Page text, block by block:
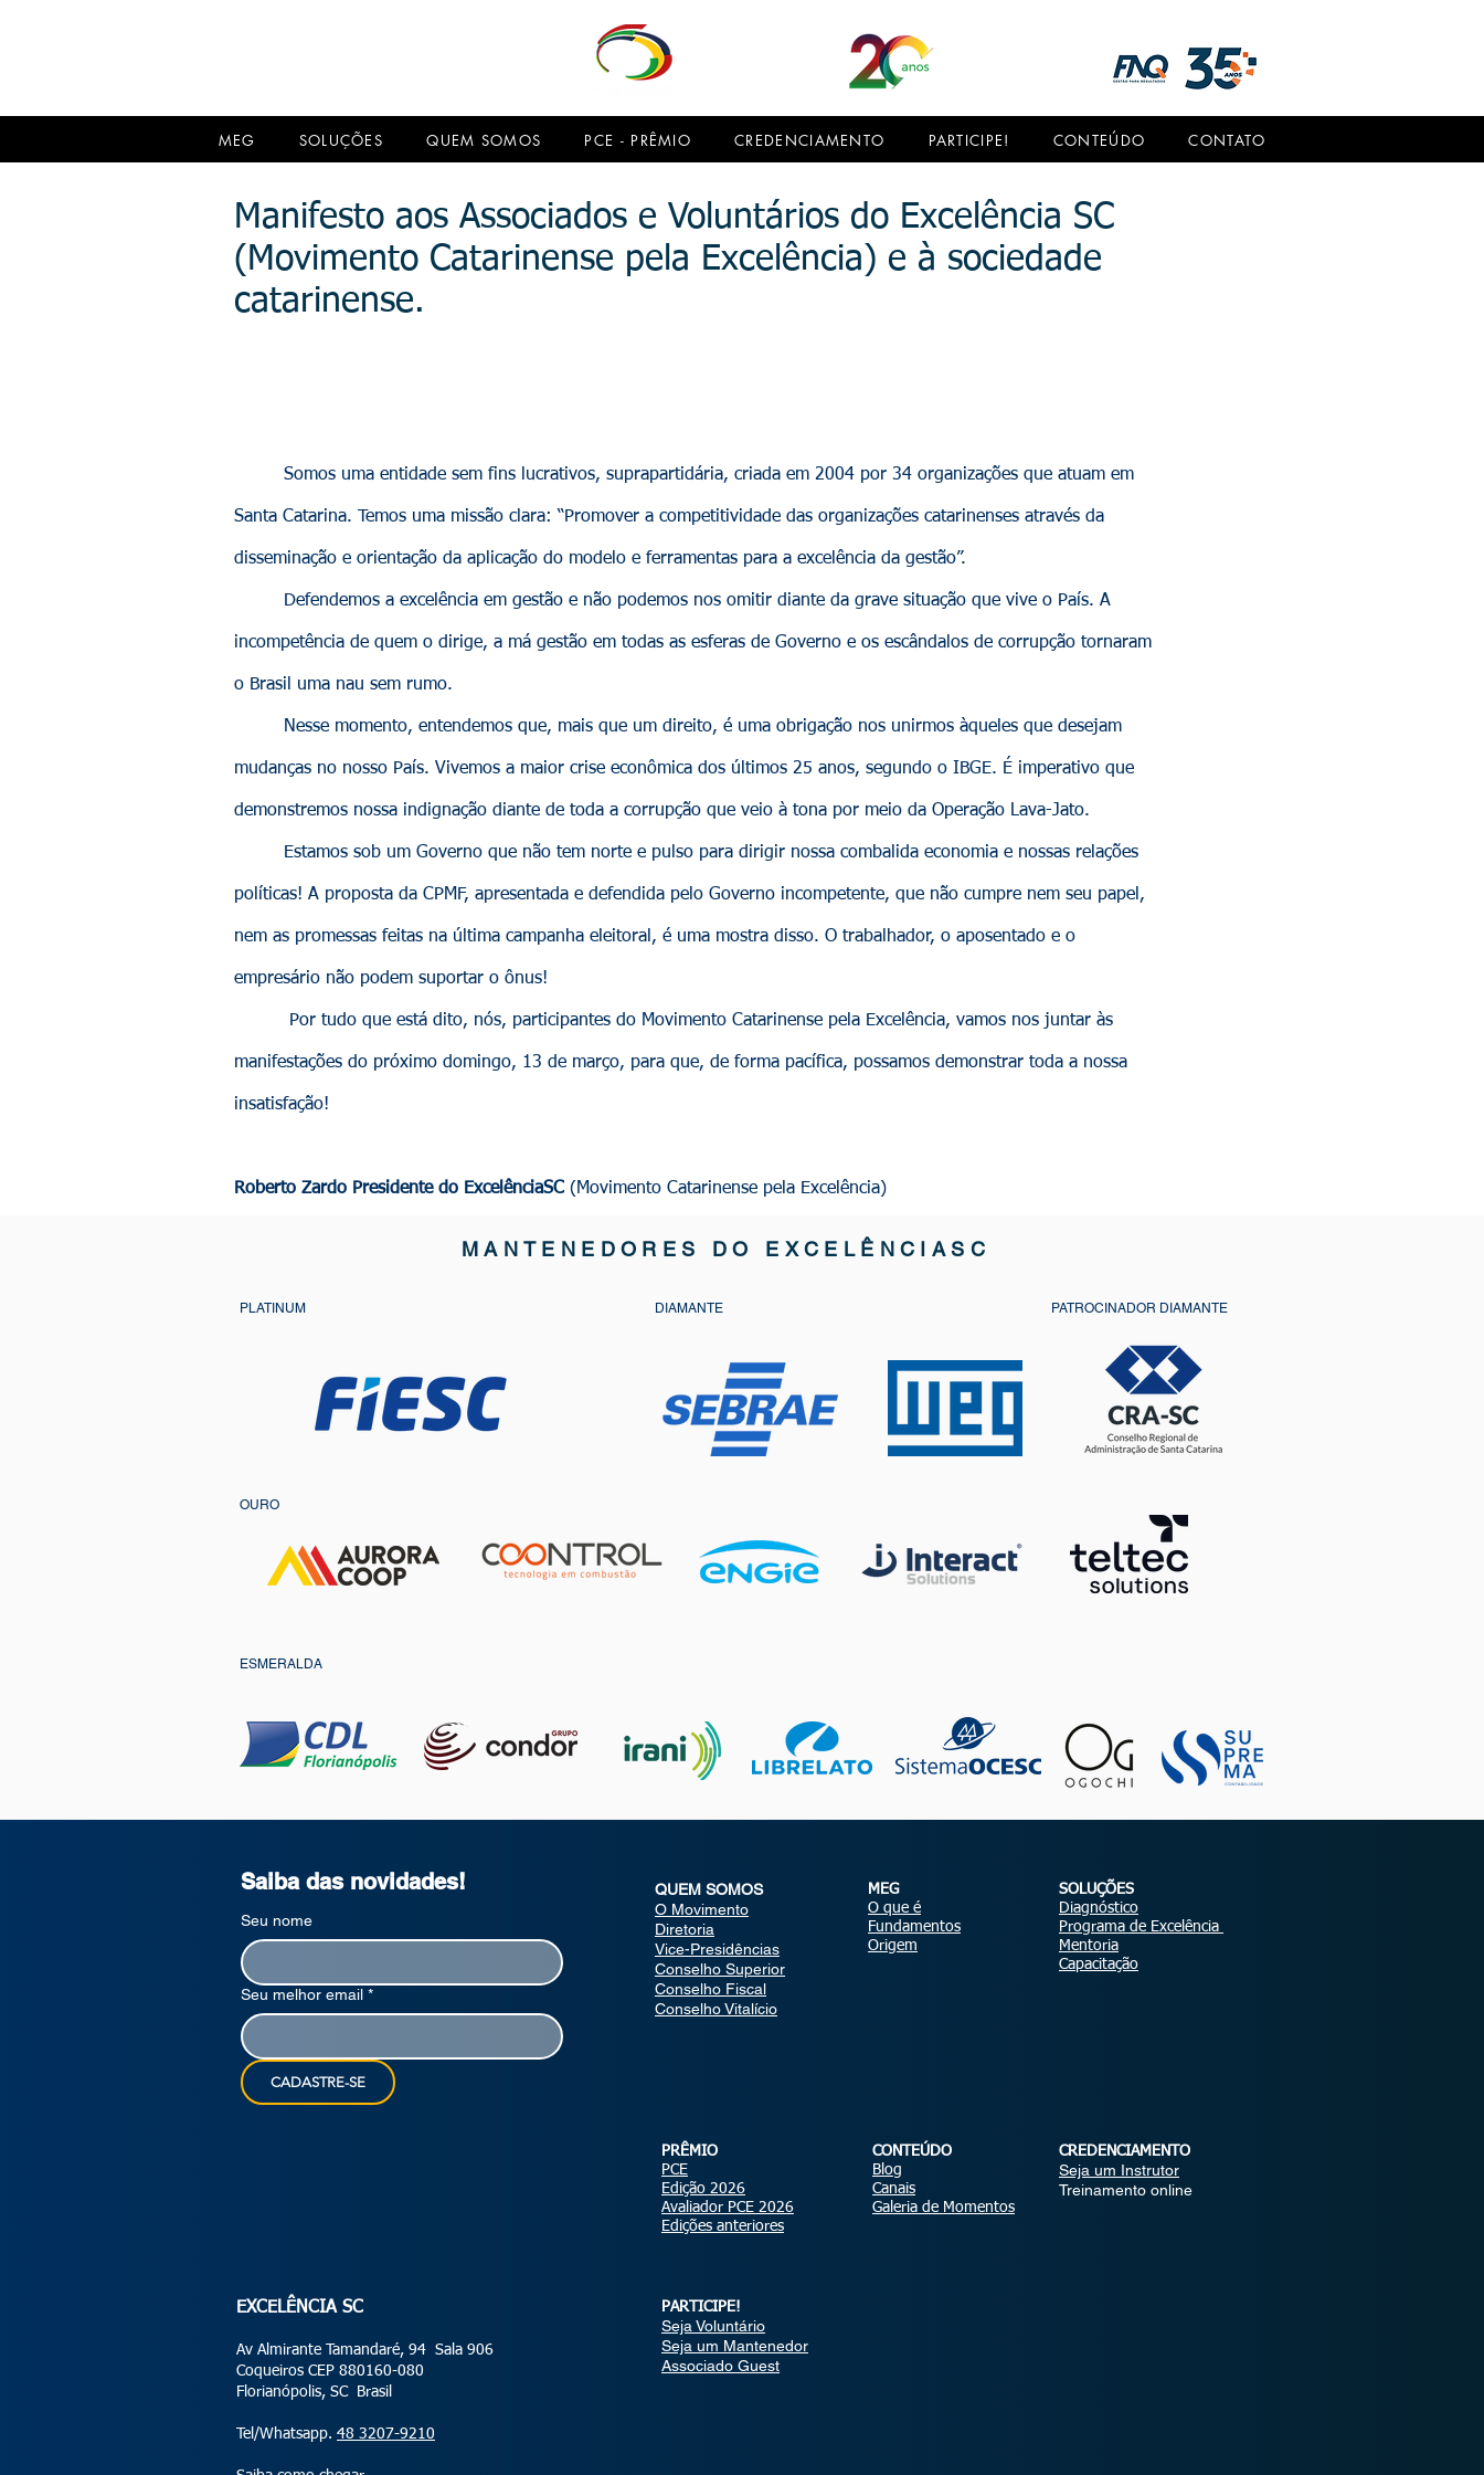
MEG SOLUÇÕES QUEM SOMOS PCE - PRÊMIO CREDENCIAMENTO PARTICIPE! CONTEÚDO CONTATO
Manifesto aos Associados e Voluntários do Excelência SC
(Movimento Catarinense pela Excelência) e à sociedade
catarinense.
Somos uma entidade sem fins lucrativos, suprapartidária, criada em 2004 por 34 organizações que atuam em
Santa Catarina. Temos uma missão clara: “Promover a competitividade das organizações catarinenses através da
disseminação e orientação da aplicação do modelo e ferramentas para a excelência da gestão”.
Defendemos a excelência em gestão e não podemos nos omitir diante da grave situação que vive o País. A
incompetência de quem o dirige, a má gestão em todas as esferas de Governo e os escândalos de corrupção tornaram
o Brasil uma nau sem rumo.
Nesse momento, entendemos que, mais que um direito, é uma obrigação nos unirmos àqueles que desejam
mudanças no nosso País. Vivemos a maior crise econômica dos últimos 25 anos, segundo o IBGE. É imperativo que
demonstremos nossa indignação diante de toda a corrupção que veio à tona por meio da Operação Lava-Jato.
Estamos sob um Governo que não tem norte e pulso para dirigir nossa combalida economia e nossas relações
políticas! A proposta da CPMF, apresentada e defendida pelo Governo incompetente, que não cumpre nem seu papel,
nem as promessas feitas na última campanha eleitoral, é uma mostra disso. O trabalhador, o aposentado e o
empresário não podem suportar o ônus!
Por tudo que está dito, nós, participantes do Movimento Catarinense pela Excelência, vamos nos juntar às
manifestações do próximo domingo, 13 de março, para que, de forma pacífica, possamos demonstrar toda a nossa
insatisfação!
Roberto Zardo Presidente do ExcelênciaSC (Movimento Catarinense pela Excelência)
MANTENEDORES DO EXCELÊNCIASC
PLATINUM DIAMANTE PATROCINADOR DIAMANTE
OURO
ESMERALDA
Saiba das novidades!
Seu nome
Seu melhor email *
CADASTRE-SE
EXCELÊNCIA SC
Av Almirante Tamandaré, 94 Sala 906
Coqueiros CEP 880160-080
Florianópolis, SC Brasil
Tel/Whatsapp. 48 3207-9210
QUEM SOMOS
O Movimento
Diretoria
Vice-Presidências
Conselho Superior
Conselho Fiscal
Conselho Vitalício
MEG
O que é
Fundamentos
Origem
SOLUÇÕES
Diagnóstico
Programa de Excelência
Mentoria
Capacitação
PRÊMIO
PCE
Edição 2026
Avaliador PCE 2026
Edições anteriores
CONTEÚDO
Blog
Canais
Galeria de Momentos
CREDENCIAMENTO
Seja um Instrutor
Treinamento online
PARTICIPE!
Seja Voluntário
Seja um Mantenedor
Associado Guest